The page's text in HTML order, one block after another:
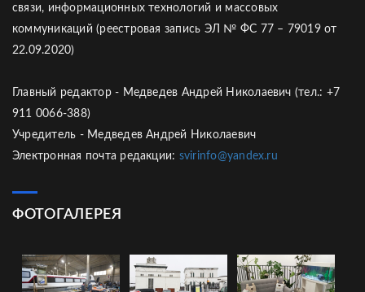
связи, информационных технологий и массовых
коммуникаций (реестровая запись ЭЛ № ФС 77 – 79019 от
22.09.2020)
Главный редактор - Медведев Андрей Николаевич (тел.: +7
911 0066-388)
Учредитель - Медведев Андрей Николаевич
Электронная почта редакции: svirinfo@yandex.ru
ФОТОГАЛЕРЕЯ